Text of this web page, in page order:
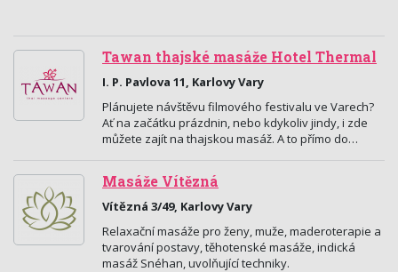
Tawan thajské masáže Hotel Thermal
I. P. Pavlova 11, Karlovy Vary
Plánujete návštěvu filmového festivalu ve Varech?
Ať na začátku prázdnin, nebo kdykoliv jindy, i zde
můžete zajít na thajskou masáž. A to přímo do…
Masáže Vítězná
Vítězná 3/49, Karlovy Vary
Relaxační masáže pro ženy, muže, maderoterapie a
tvarování postavy, těhotenské masáže, indická
masáž Snéhan, uvolňující techniky.